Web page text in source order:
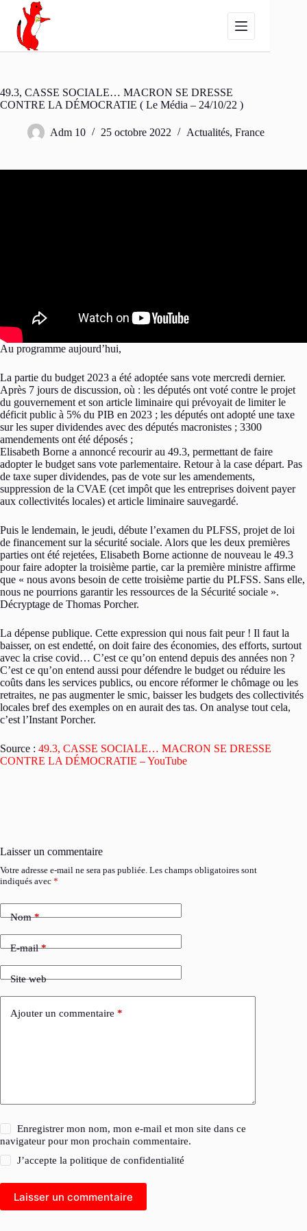
Passer
contenu
49.3, CASSE SOCIALE… MACRON SE DRESSE
CONTRE LA DÉMOCRATIE ( Le Média – 24/10/22 )
Adm 10 25 octobre 2022 Actualités, France
Au programme aujourd’hui,
La partie du budget 2023 a été adoptée sans vote mercredi dernier.
Après 7 jours de discussion, où : les députés ont voté contre le projet
du gouvernement et son article liminaire qui prévoyait de limiter le
déficit public à 5% du PIB en 2023 ; les députés ont adopté une taxe
sur les super dividendes avec des députés macronistes ; 3300
amendements ont été déposés ;
Elisabeth Borne a annoncé recourir au 49.3, permettant de faire
adopter le budget sans vote parlementaire. Retour à la case départ. Pas
de taxe super dividendes, pas de vote sur les amendements,
suppression de la CVAE (cet impôt que les entreprises doivent payer
aux collectivités locales) et article liminaire sauvegardé.
Puis le lendemain, le jeudi, débute l’examen du PLFSS, projet de loi
de financement sur la sécurité sociale. Alors que les deux premières
parties ont été rejetées, Elisabeth Borne actionne de nouveau le 49.3
pour faire adopter la troisième partie, car la première ministre affirme
que « nous avons besoin de cette troisième partie du PLFSS. Sans elle,
nous ne pourrions garantir les ressources de la Sécurité sociale ».
Décryptage de Thomas Porcher.
La dépense publique. Cette expression qui nous fait peur ! Il faut la
baisser, on est endetté, on doit faire des économies, des efforts, surtout
avec la crise covid… C’est ce qu’on entend depuis des années non ?
C’est ce qu’on entend aussi pour défendre le budget ou réduire les
coûts dans les services publics, ou encore réformer le chômage ou les
retraites, ne pas augmenter le smic, baisser les budgets des collectivités
locales bref des exemples on en aurait des tas. On analyse tout cela,
c’est l’Instant Porcher.
Source : 49.3, CASSE SOCIALE… MACRON SE DRESSE
CONTRE LA DÉMOCRATIE – YouTube
Laisser un commentaire
Votre adresse e-mail ne sera pas publiée. Les champs obligatoires sont
indiqués avec *
Nom*
E-mail*
Site web
Ajouter un commentaire *
Enregistrer mon nom, mon e-mail et mon site dans ce
navigateur pour mon prochain commentaire.
J’accepte lapolitique de confidentialité
Laisser un commentaire